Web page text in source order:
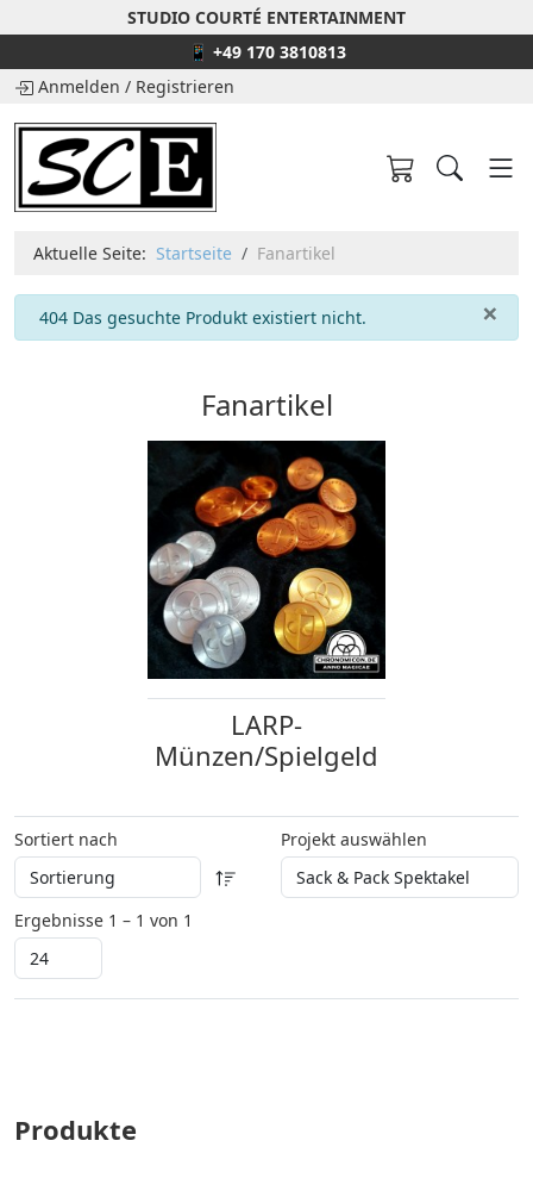
STUDIO COURTÉ ENTERTAINMENT
📱 +49 170 3810813
Anmelden / Registrieren
Aktuelle Seite: Startseite Fanartikel
×
info
404 Das gesuchte Produkt existiert nicht.
Fanartikel
LARP-
Münzen/Spielgeld
Sortiert nach Projekt auswählen
Ergebnisse 1 – 1 von 1
Produkte